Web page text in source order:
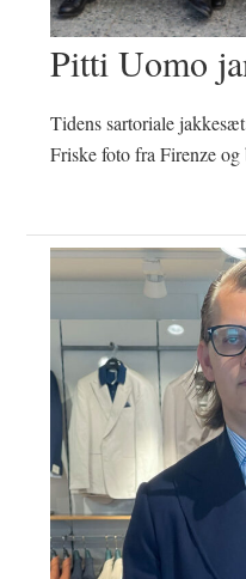
Pitti Uomo
Tidens sartoriale
Friske foto fra Firenze og